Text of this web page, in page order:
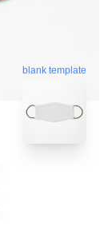
blank template